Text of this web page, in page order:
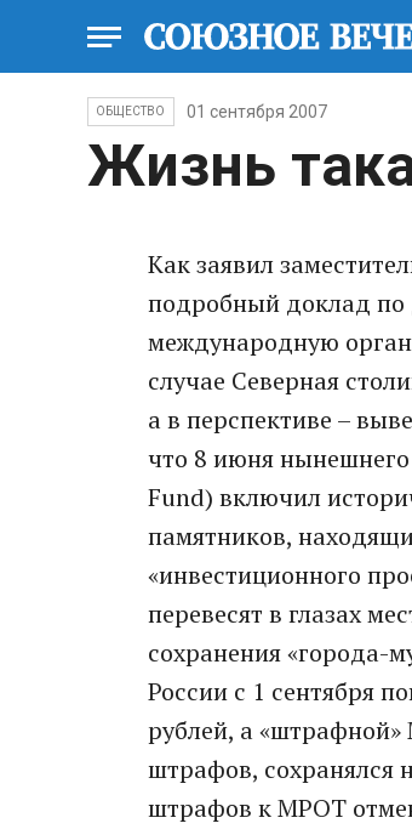
ОБЩЕСТВО 01 сентября 2007
Жизнь
Как заявил
подробный доклад по
международную
случае Северная
а в перспективе –
что 8 июня
Fund) включил
памятников,
«инвестиционного
перевесят в глазах
сохранения «города-
России с 1 сентября
рублей, а
штрафов, сохранялся
штрафов к МРОТ